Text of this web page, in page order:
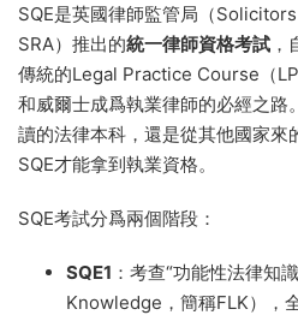
SQE是英國律師監管局（
SRA）推出的統一律師資格考試
傳統的Legal Practice Course（
和威爾士成爲執業律師的必經之路
讀的法律本科，還是從其他國家來
SQE才能拿到執業資格。
SQE考試分爲兩個階段：
SQE1 ：考查“功能性法律知
Knowledge，簡稱FLK），